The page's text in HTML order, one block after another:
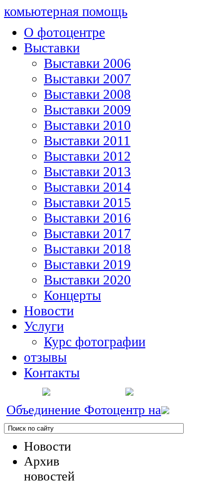
комьютерная помощь
О фотоцентре
Выставки
Выставки 2006
Выставки 2007
Выставки 2008
Выставки 2009
Выставки 2010
Выставки 2011
Выставки 2012
Выставки 2013
Выставки 2014
Выставки 2015
Выставки 2016
Выставки 2017
Выставки 2018
Выставки 2019
Выставки 2020
Концерты
Новости
Услуги
Курс фотографии
отзывы
Контакты
Объединение Фотоцентр на
Новости
Архив
новостей